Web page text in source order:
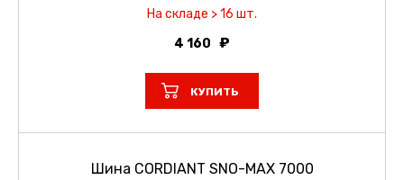
На складе > 16 шт.
4 160
КУПИТЬ
Шина CORDIANT SNO-MAX 7000